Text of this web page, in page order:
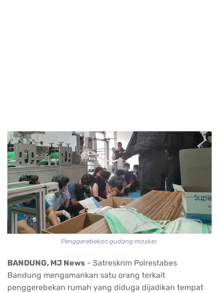
Penggerebekan gudang masker.
BANDUNG, MJ News - Satreskrim Polrestabes
Bandung mengamankan satu orang terkait
penggerebekan rumah yang diduga dijadikan tempat